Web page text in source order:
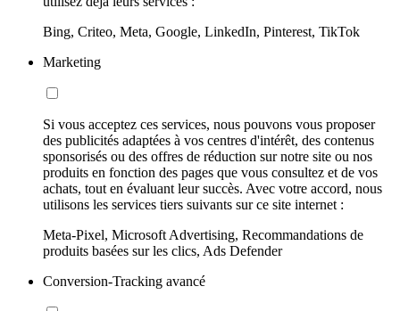
Bing, Criteo, Meta, Google, LinkedIn, Pinterest, TikTok
Marketing
Si vous acceptez ces services, nous pouvons vous proposer
des publicités adaptées à vos centres d'intérêt, des contenus
sponsorisés ou des offres de réduction sur notre site ou nos
produits en fonction des pages que vous consultez et de vos
achats, tout en évaluant leur succès. Avec votre accord, nous
utilisons les services tiers suivants sur ce site internet :
Meta-Pixel, Microsoft Advertising, Recommandations de
produits basées sur les clics, Ads Defender
Conversion-Tracking avancé